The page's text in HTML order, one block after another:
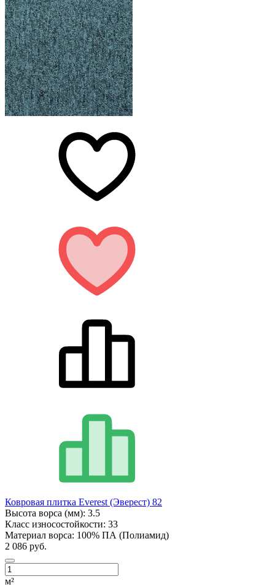
Ковровая плитка Everest (Эверест) 82
Высота ворса (мм): 3.5
Класс износостойкости: 33
Материал ворса: 100% ПА (Полиамид)
2 086 руб.
м²